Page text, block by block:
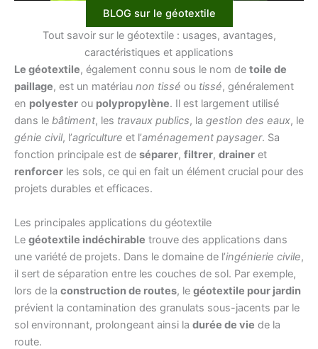
BLOG sur le géotextile
Tout savoir sur le géotextile : usages, avantages,
caractéristiques et applications
Le géotextile, également connu sous le nom de toile de
paillage, est un matériau non tissé ou tissé, généralement
en polyester ou polypropylène. Il est largement utilisé
dans le bâtiment, les travaux publics, la gestion des eaux, le
génie civil, l’agriculture et l’aménagement paysager. Sa
fonction principale est de séparer, filtrer, drainer et
renforcer les sols, ce qui en fait un élément crucial pour des
projets durables et efficaces.
Les principales applications du géotextile
Le géotextile indéchirable trouve des applications dans
une variété de projets. Dans le domaine de l’ingénierie civile,
il sert de séparation entre les couches de sol. Par exemple,
lors de la construction de routes, le géotextile pour jardin
prévient la contamination des granulats sous-jacents par le
sol environnant, prolongeant ainsi la durée de vie de la
route.